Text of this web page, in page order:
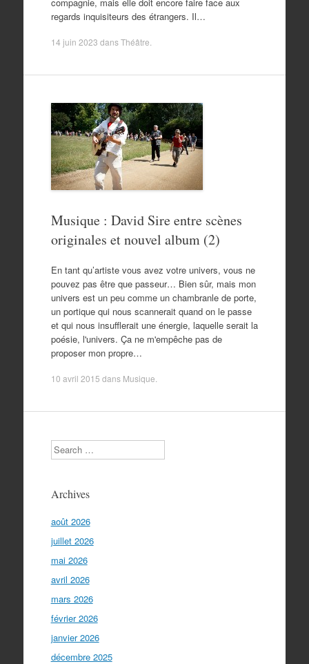
regards inquisiteurs des étrangers. Il…
14 juin 2023 dansThéâtre
Musique : David Sire entre scènes
originales et nouvel album (2)
En tant qu’artiste vous avez votre univers, vous ne
pouvez pas être que passeur… Bien sûr, mais mon
univers est un peu comme un chambranle de porte,
un portique qui nous scannerait quand on le passe
et qui nous insufflerait une énergie, laquelle serait la
poésie, l'univers. Ça ne m'empêche pas de
proposer mon propre…
10 avril 2015 dans Musique
Search
Archives
août 2026
juillet 2026
mai 2026
avril 2026
mars 2026
février 2026
janvier 2026
décembre 2025